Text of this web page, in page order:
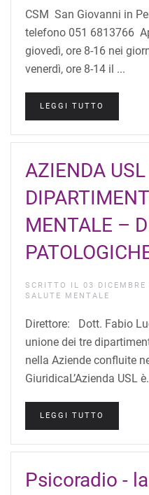
CSM San Giovanni in
telefono 051 6813766
giovedì, ore 8-16 nei
venerdì, ore 8-14 il ...
LEGGI TUTTO
AZIENDA
MENTALE –
SCRITTO IL 03 DICEMBRE
SALUTE MENTALE
Direttore: Dott. Fabio
unione dei tre
nella Aziende confluite
GiuridicaL’Azienda USL
LEGGI TUTTO
Psicoradio -